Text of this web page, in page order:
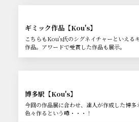
ギミック作品【Kou's】
こちらもKou's氏のシグネイチャーといえる
作品。アワードで受賞した作品も展示。
博多駅【Kou's】
今回の作品展に合わせ、達人が作成した博多
色々作るという噂・・・！